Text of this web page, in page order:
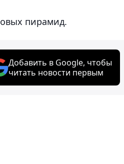
пирамид.
Добавить в Google, чтобы
читать новости первым